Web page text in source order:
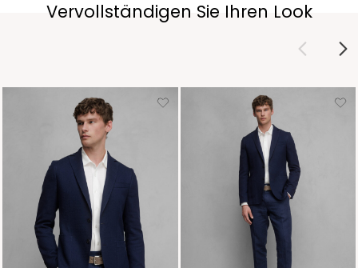
Vervollständigen Sie Ihren Look